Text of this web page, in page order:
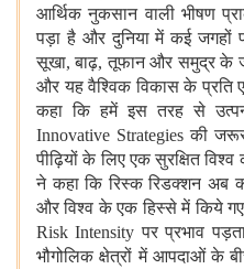
आर्थिक नुकसान वाली भीषण
पड़ा है और दुनिया में कई जगहों
सूखा, बाढ़, तूफान और समुद्र के
और यह वैश्विक विकास के प्रति
कहा कि हमें इस तरह से
Innovative Strategies की
पीढ़ियों के लिए एक सुरक्षित
ने कहा किरिस्क रिडक्शन अब
और विश्व के एक हिस्से में किये गए
Risk Intensityपर प्रभाव
भौगोलिक क्षेत्रों में आपदाओं के